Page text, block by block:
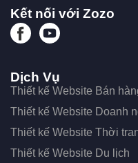
Kết nối với Zozo
Dịch Vụ
Thiết kế Website Bán
Thiết kế Website Doanh
Thiết kế Website Thời
Thiết kế Website Du lịch